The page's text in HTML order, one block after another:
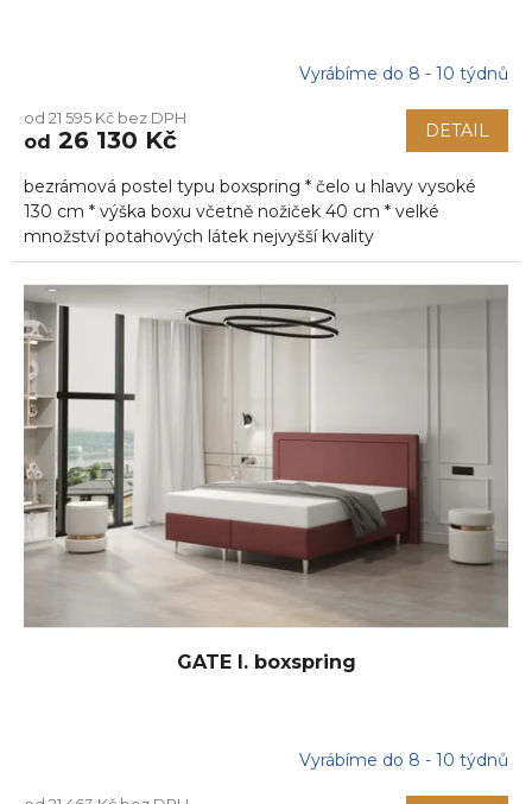
Vyrábíme do 8 - 10 týdnů
od 21 595 Kč bez DPH
od 26 130 Kč DETAIL
bezrámová postel typu boxspring * čelo u hlavy vysoké
130 cm * výška boxu včetně nožiček 40 cm * velké
množství potahových látek nejvyšší kvality
GATE I. boxspring
Vyrábíme do 8 - 10 týdnů